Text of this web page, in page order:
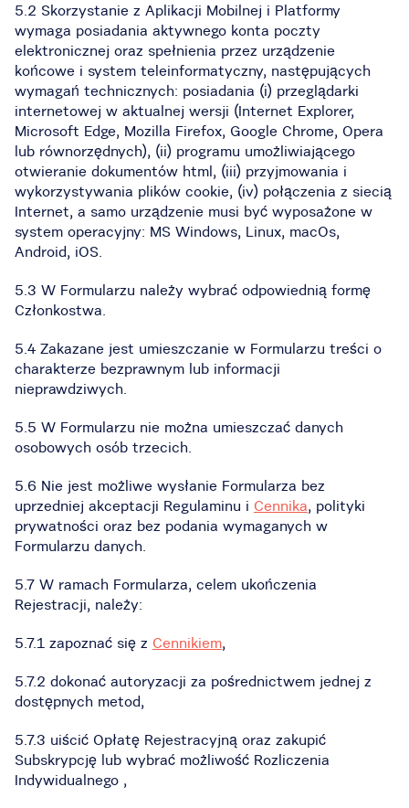
5.2 Skorzystanie z Aplikacji Mobilnej i Platformy
wymaga posiadania aktywnego konta poczty
elektronicznej oraz spełnienia przez urządzenie
końcowe i system teleinformatyczny, następujących
wymagań technicznych: posiadania (i) przeglądarki
internetowej w aktualnej wersji (Internet Explorer,
Microsoft Edge, Mozilla Firefox, Google Chrome, Opera
lub równorzędnych), (ii) programu umożliwiającego
otwieranie dokumentów html, (iii) przyjmowania i
wykorzystywania plików cookie, (iv) połączenia z siecią
Internet, a samo urządzenie musi być wyposażone w
system operacyjny: MS Windows, Linux, macOs,
Android, iOS.
5.3 W Formularzu należy wybrać odpowiednią formę
Członkostwa.
5.4 Zakazane jest umieszczanie w Formularzu treści o
charakterze bezprawnym lub informacji
nieprawdziwych.
5.5 W Formularzu nie można umieszczać danych
osobowych osób trzecich.
5.6 Nie jest możliwe wysłanie Formularza bez
uprzedniej akceptacji Regulaminu i Cennika, polityki
prywatności oraz bez podania wymaganych w
Formularzu danych.
5.7 W ramach Formularza, celem ukończenia
Rejestracji, należy:
5.7.1 zapoznać się z Cennikiem,
5.7.2 dokonać autoryzacji za pośrednictwem jednej z
dostępnych metod,
5.7.3 uiścić Opłatę Rejestracyjną oraz zakupić
Subskrypcję lub wybrać możliwość Rozliczenia
Indywidualnego ,